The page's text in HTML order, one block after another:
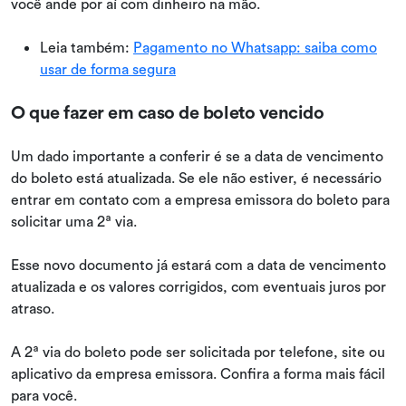
Leia também: Pagamento no Whatsapp: saiba como
usar de forma segura
O que fazer em caso de boleto vencido
Um dado importante a conferir é se a data de vencimento
do boleto está atualizada. Se ele não estiver, é necessário
entrar em contato com a empresa emissora do boleto para
solicitar uma 2ª via.
Esse novo documento já estará com a data de vencimento
atualizada e os valores corrigidos, com eventuais juros por
atraso.
A 2ª via do boleto pode ser solicitada por telefone, site ou
aplicativo da empresa emissora. Confira a forma mais fácil
para você.